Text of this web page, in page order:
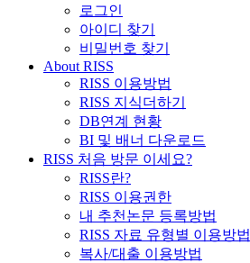
로그인
아이디 찾기
비밀번호 찾기
About RISS
RISS 이용방법
RISS 지식더하기
DB연계 현황
BI 및 배너 다운로드
RISS 처음 방문 이세요?
RISS란?
RISS 이용권한
내 추천논문 등록방법
RISS 자료 유형별 이용방법
복사/대출 이용방법